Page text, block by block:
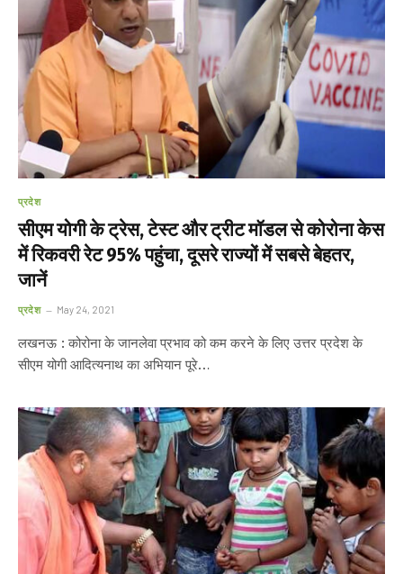
प्रदेश
सीएम योगी के ट्रेस, टेस्ट और ट्रीट मॉडल से कोरोना केस
में रिकवरी रेट 95% पहुंचा, दूसरे राज्यों में सबसे बेहतर,
जानें
प्रदेश May 24, 2021
लखनऊ : कोरोना के जानलेवा प्रभाव को कम करने के लिए उत्तर प्रदेश के
सीएम योगी आदित्यनाथ का अभियान पूरे…